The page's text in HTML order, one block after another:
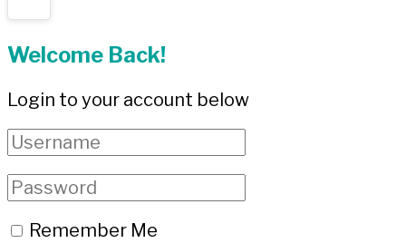
Welcome Back!
Login to your account below
Remember Me